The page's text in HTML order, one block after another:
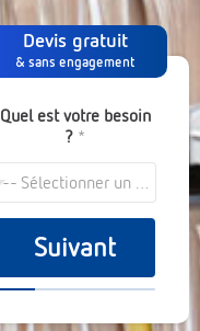
Devis gratuit
& sans engagement
Quel est votre besoin
? *
Suivant